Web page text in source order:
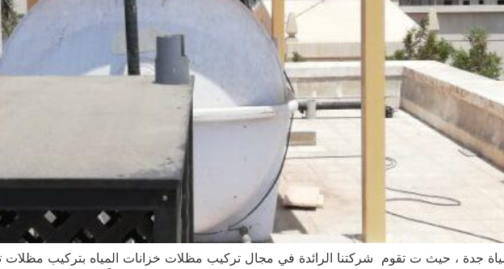
جدة ، حيث ت تقوم شركتنا الرائدة في مجال تركيب مظلات خزانات المياه بتركيب مظلات